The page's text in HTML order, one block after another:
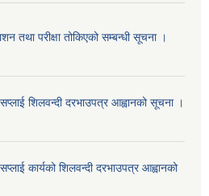
तथा परीक्षा तोकिएको सम्बन्धी सूचना ।
सप्लाई शिलवन्दी दरभाउपत्र आह्वानको सूचना ।
कार्यको शिलवन्दी दरभाउपत्र आह्वानको